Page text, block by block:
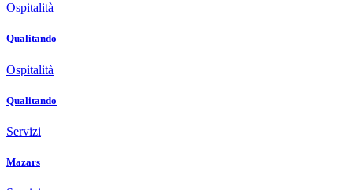
Ospitalità
Qualitando
Ospitalità
Qualitando
Servizi
Mazars